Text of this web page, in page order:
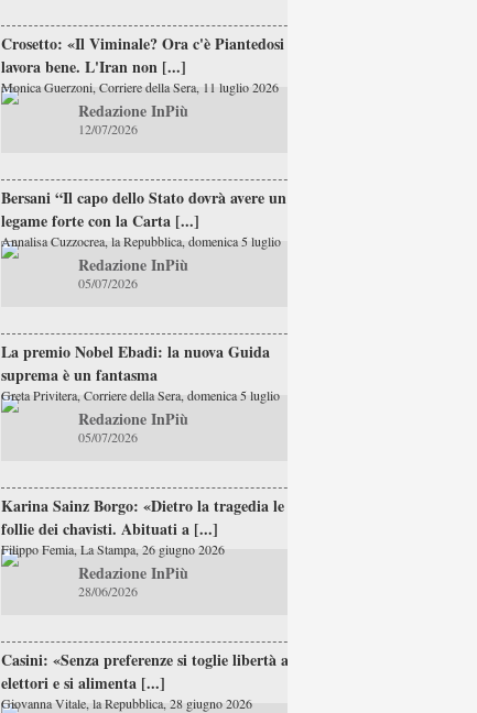
Crosetto: «Il Viminale? Ora c'è Piantedosi e
lavora bene. L'Iran non [...]
Monica Guerzoni, Corriere della Sera, 11 luglio 2026
Redazione InPiù
12/07/2026
Bersani “Il capo dello Stato dovrà avere un
legame forte con la Carta [...]
Annalisa Cuzzocrea, la Repubblica, domenica 5 luglio
Redazione InPiù
05/07/2026
La premio Nobel Ebadi: la nuova Guida
suprema è un fantasma
Greta Privitera, Corriere della Sera, domenica 5 luglio
Redazione InPiù
05/07/2026
Karina Sainz Borgo: «Dietro la tragedia le
follie dei chavisti. Abituati a [...]
Filippo Femia, La Stampa, 26 giugno 2026
Redazione InPiù
28/06/2026
Casini: «Senza preferenze si toglie libertà agli
elettori e si alimenta [...]
Giovanna Vitale, la Repubblica, 28 giugno 2026